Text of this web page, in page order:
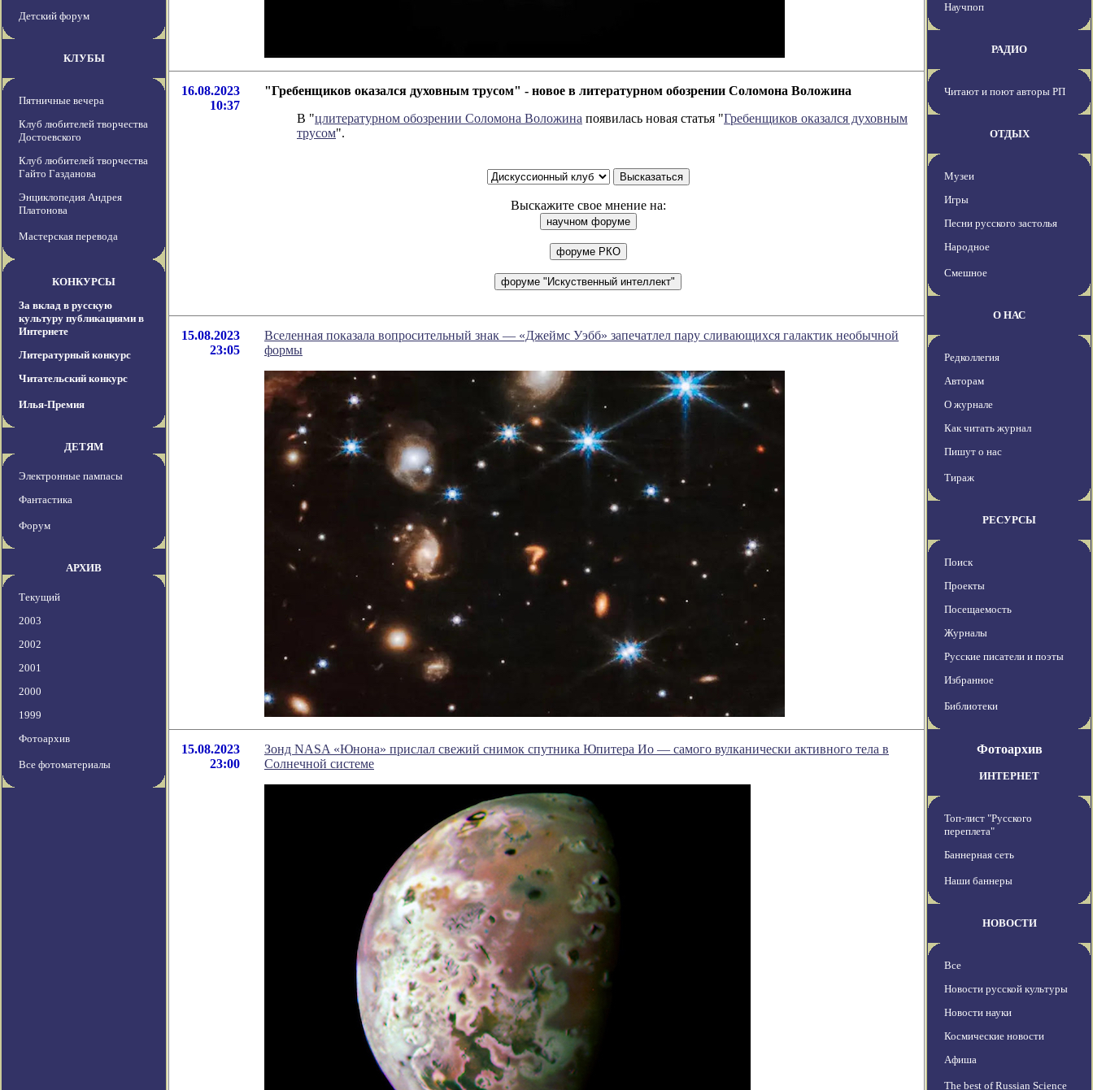
Детский форум
КЛУБЫ
Пятничные вечера
Клуб любителей творчества
Достоевского
Клуб любителей творчества
Гайто Газданова
Энциклопедия Андрея
Платонова
Мастерская перевода
КОНКУРСЫ
За вклад в русскую
культуру публикациями в
Интернете
Литературный конкурс
Читательский конкурс
Илья-Премия
ДЕТЯМ
Электронные пампасы
Фантастика
Форум
АРХИВ
Текущий
2003
2002
2001
2000
1999
Фотоархив
Все фотоматериалы
16.08.2023
10:37
"Гребенщиков оказался духовным трусом" - новое в литературном обозрении Соломона Воложина
В "цлитературном обозрении Соломона Воложина появилась новая статья "Гребенщиков оказался духовным
трусом".
Выскажите свое мнение на:
15.08.2023
23:05
Вселенная показала вопросительный знак — «Джеймс Уэбб» запечатлел пару сливающихся галактик необычной
формы
15.08.2023
23:00
Зонд NASA «Юнона» прислал свежий снимок спутника Юпитера Ио — самого вулканически активного тела в
Солнечной системе
Научпоп
РАДИО
Читают и поют авторы РП
ОТДЫХ
Музеи
Игры
Песни русского застолья
Народное
Смешное
О НАС
Редколлегия
Авторам
О журнале
Как читать журнал
Пишут о нас
Тираж
РЕСУРСЫ
Поиск
Проекты
Посещаемость
Журналы
Русские писатели и поэты
Избранное
Библиотеки
Фотоархив
ИНТЕРНЕТ
Топ-лист "Русского
переплета"
Баннерная сеть
Наши баннеры
НОВОСТИ
Все
Новости русской культуры
Новости науки
Космические новости
Афиша
The best of Russian Science